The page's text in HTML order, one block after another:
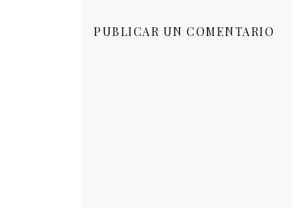
PUBLICAR UN COMENTARIO